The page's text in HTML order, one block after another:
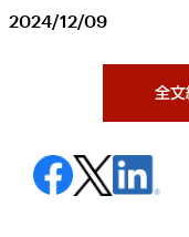
2024/12/09
全